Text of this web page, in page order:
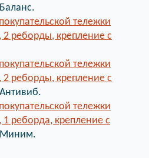
тележки
2 реборды, крепление с
тележки
2 реборды, крепление с
тележки
1 реборда, крепление с